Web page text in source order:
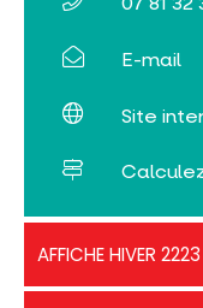
E-mail
Site
AFFICHE HIVER 2223
Hiver
2223